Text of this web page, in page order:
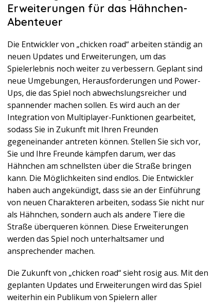
Erweiterungen für das Hähnchen-
Abenteuer
Die Entwickler von „chicken road“ arbeiten ständig an
neuen Updates und Erweiterungen, um das
Spielerlebnis noch weiter zu verbessern. Geplant sind
neue Umgebungen, Herausforderungen und Power-
Ups, die das Spiel noch abwechslungsreicher und
spannender machen sollen. Es wird auch an der
Integration von Multiplayer-Funktionen gearbeitet,
sodass Sie in Zukunft mit Ihren Freunden
gegeneinander antreten können. Stellen Sie sich vor,
Sie und Ihre Freunde kämpfen darum, wer das
Hähnchen am schnellsten über die Straße bringen
kann. Die Möglichkeiten sind endlos. Die Entwickler
haben auch angekündigt, dass sie an der Einführung
von neuen Charakteren arbeiten, sodass Sie nicht nur
als Hähnchen, sondern auch als andere Tiere die
Straße überqueren können. Diese Erweiterungen
werden das Spiel noch unterhaltsamer und
ansprechender machen.
Die Zukunft von „chicken road“ sieht rosig aus. Mit den
geplanten Updates und Erweiterungen wird das Spiel
weiterhin ein Publikum von Spielern aller